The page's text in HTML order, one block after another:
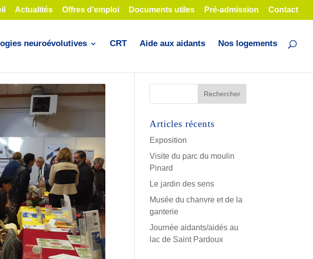
Actualités Offres d’emploi Documents utiles Pré-admission Contact
neuroévolutives CRT Aide aux aidants Nos logements
Articles récents
Exposition
Visite du parc du moulin
Pinard
Le jardin des sens
Musée du chanvre et de la
ganterie
Journée aidants/aidés au
lac de Saint Pardoux